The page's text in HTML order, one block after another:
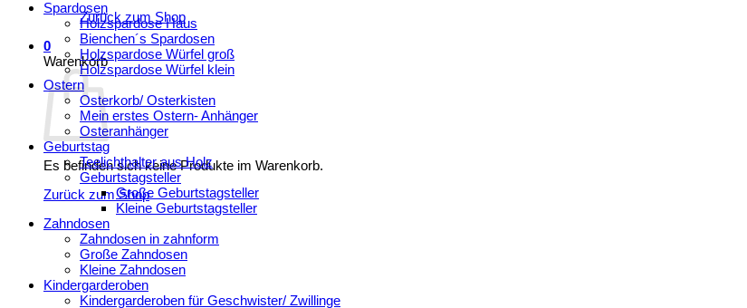
Zurück zum Shop
0
Warenkorb
Es befinden sich keine Produkte im Warenkorb.
Zurück zum Shop
Spardosen
Holzspardose Haus
Bienchen´s Spardosen
Holzspardose Würfel groß
Holzspardose Würfel klein
Ostern
Osterkorb/ Osterkisten
Mein erstes Ostern- Anhänger
Osteranhänger
Geburtstag
Teelichthalter aus Holz
Geburtstagsteller
Große Geburtstagsteller
Kleine Geburtstagsteller
Zahndosen
Zahndosen in zahnform
Große Zahndosen
Kleine Zahndosen
Kindergarderoben
Kindergarderoben für Geschwister/ Zwillinge